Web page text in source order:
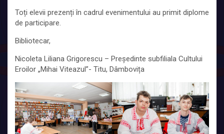
Toți elevii prezenți în cadrul evenimentului au primit diplome
de participare.
Bibliotecar,
Nicoleta Liliana Grigorescu – Președinte subfiliala Cultului
Eroilor „Mihai Viteazul”- Titu, Dâmbovița